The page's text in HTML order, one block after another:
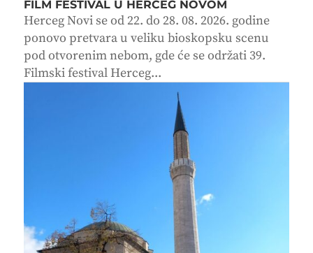
FILM FESTIVAL U HERCEG NOVOM
Herceg Novi se od 22. do 28. 08. 2026. godine
ponovo pretvara u veliku bioskopsku scenu
pod otvorenim nebom, gde će se održati 39.
Filmski festival Herceg...